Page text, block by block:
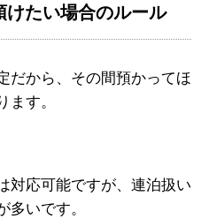
けたい場合のルール
だから、その間預かってほ
ます。
対応可能ですが、連泊扱い
多いです。